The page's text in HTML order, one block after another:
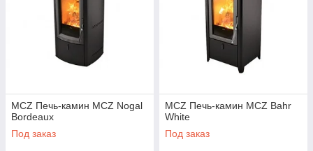
MCZ Печь-камин MCZ Nogal
Bordeaux
Под заказ
MCZ Печь-камин MCZ Bahr
White
Под заказ